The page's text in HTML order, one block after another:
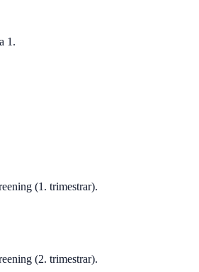
1.
(1. trimestrar).
(2. trimestrar).